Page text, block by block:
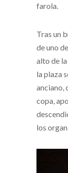
farola.
Tras un
de uno
alto de
la plaza
anciano,
copa,
los